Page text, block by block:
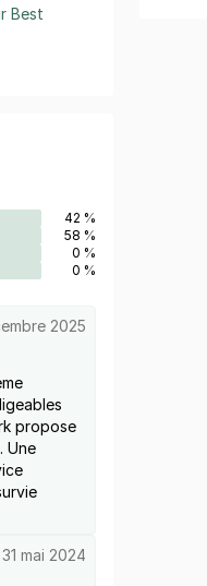
Best
42 %
58 %
0 %
0 %
2025
propose
Une
31 mai 2024